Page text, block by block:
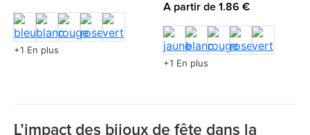
+1 En plus
A partir de 1.86 €
+1 En plus
L’impact des bijoux de fête dans la